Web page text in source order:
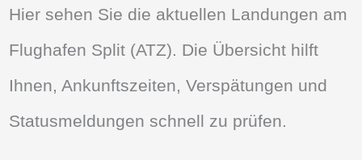
Hier sehen Sie die aktuellen Landungen am
Flughafen Split (ATZ). Die Übersicht hilft
Ihnen, Ankunftszeiten, Verspätungen und
Statusmeldungen schnell zu prüfen.